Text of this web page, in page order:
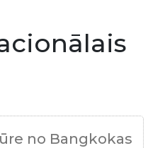
no Bangkokas